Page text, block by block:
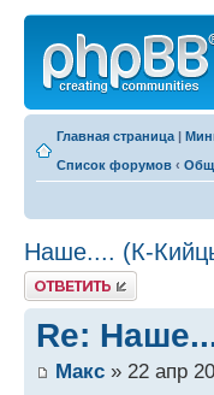
Главная страница |
Список форумов ‹
Наше.... (К-
Ответить
Re:
Макс » 22 апр